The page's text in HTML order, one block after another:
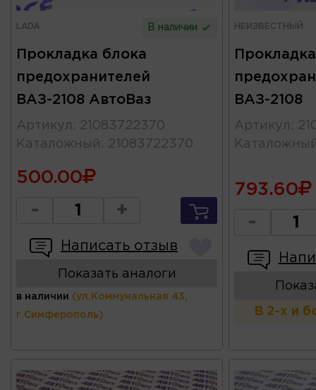
LADA В наличии
Прокладка блока
предохранителей
ВАЗ-2108 АвтоВаз
Артикул : 21083722370
Каталожный : 21083722370
500.00
- +
Написать отзыв
Показать аналоги
в наличии (ул.Коммунальная 43,
г.Симферополь)
НЕИЗВЕСТНЫЙ
ВАЗ-2108
Артикул :
793.60
-
В 2-х и